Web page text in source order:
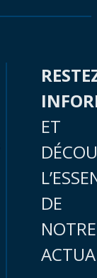
ET
DE
NOTRE